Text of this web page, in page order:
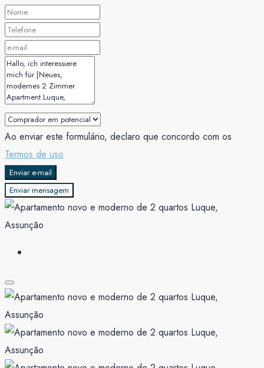
Ao enviar este formulário, declaro que concordo com os
Termos de uso
Enviar e-mail
Enviar mensagem